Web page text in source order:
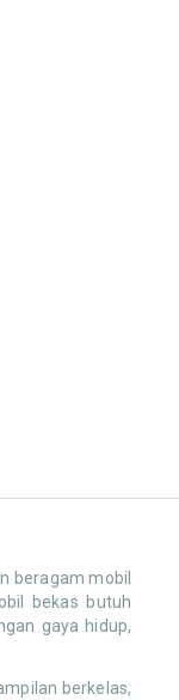
beragam mobil
bekas butuh
gaya hidup,
berkelas,